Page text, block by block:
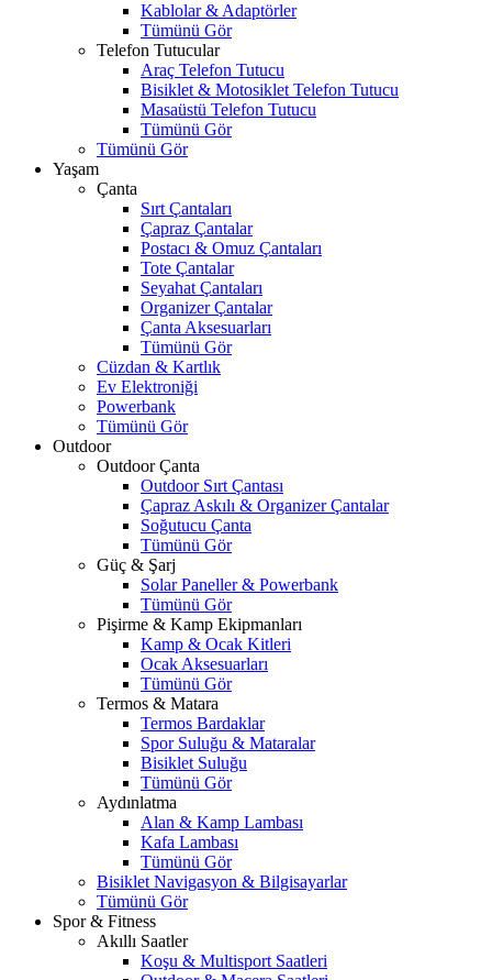
Kablolar & Adaptörler
Tümünü Gör
Telefon Tutucular
Araç Telefon Tutucu
Bisiklet & Motosiklet Telefon Tutucu
Masaüstü Telefon Tutucu
Tümünü Gör
Tümünü Gör
Yaşam
Çanta
Sırt Çantaları
Çapraz Çantalar
Postacı & Omuz Çantaları
Tote Çantalar
Seyahat Çantaları
Organizer Çantalar
Çanta Aksesuarları
Tümünü Gör
Cüzdan & Kartlık
Ev Elektroniği
Powerbank
Tümünü Gör
Outdoor
Outdoor Çanta
Outdoor Sırt Çantası
Çapraz Askılı & Organizer Çantalar
Soğutucu Çanta
Tümünü Gör
Güç & Şarj
Solar Paneller & Powerbank
Tümünü Gör
Pişirme & Kamp Ekipmanları
Kamp & Ocak Kitleri
Ocak Aksesuarları
Tümünü Gör
Termos & Matara
Termos Bardaklar
Spor Suluğu & Mataralar
Bisiklet Suluğu
Tümünü Gör
Aydınlatma
Alan & Kamp Lambası
Kafa Lambası
Tümünü Gör
Bisiklet Navigasyon & Bilgisayarlar
Tümünü Gör
Spor & Fitness
Akıllı Saatler
Koşu & Multisport Saatleri